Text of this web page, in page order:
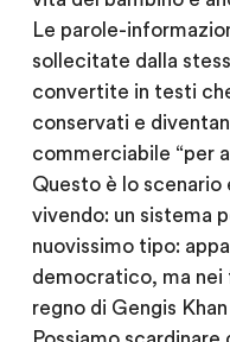
Le parole-
sollecitate dalla
convertite in testi
conservati e
commerciabile “per
Questo è lo scenario
vivendo: un sistema
nuovissimo tipo:
democratico, ma
regno di Gengis